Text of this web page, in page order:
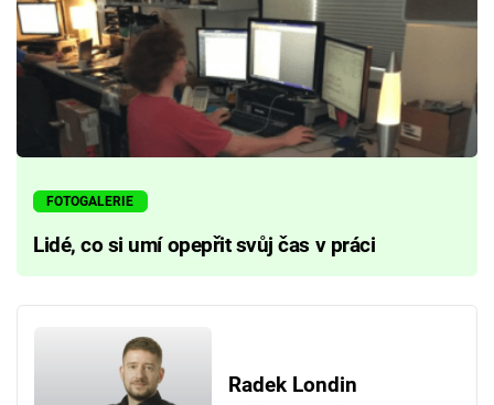
FOTOGALERIE
Lidé, co si umí opepřit svůj čas v práci
Radek Londin